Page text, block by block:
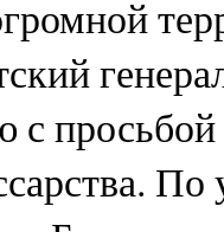
с
По